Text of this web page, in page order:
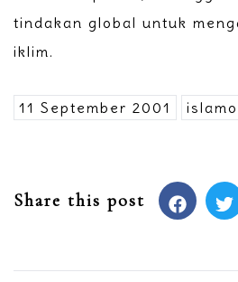
tindakan global untuk
iklim.
11 September 2001
Share this post